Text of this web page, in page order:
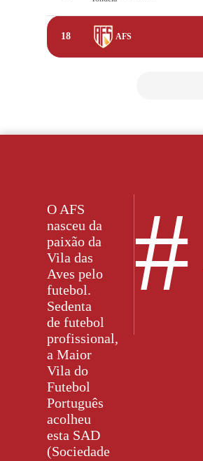
18 AFS
O AFS
nasceu da
paixão da
Vila das
Aves pelo
futebol.
Sedenta
de futebol
profissional,
a Maior
Vila do
Futebol
Português
acolheu
esta SAD
(Sociedade
#